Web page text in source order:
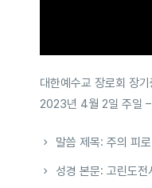
대한예수교 장로회 장기
2023년 4월 2일 주일 –
말씀 제목: 주의 피
성경 본문: 고린도